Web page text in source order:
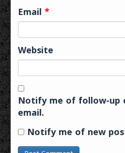
Email*
Website
Notify me of follow-up
email.
Notify me of new